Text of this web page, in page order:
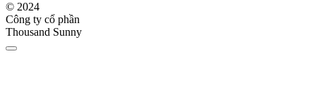
© 2024
Công ty cổ phần
Thousand Sunny